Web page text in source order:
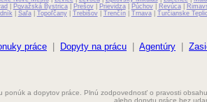
Považská Bystrica| Prešov| Prievidza| Púchov| Revúca|
Šaľa| Topoľčany| Trebišov| Trenčín| Trnava| Turčianske
práce Dopyty na prácu Agentúry
ponúk a dopytov práce. Plnú zodpovednosť o pravosti
alebo dopytu práce bez